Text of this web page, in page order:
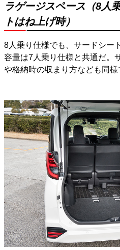
ラゲージスペース（8人
トはね上げ時）
8人乗り仕様でも、サードシー
容量は7人乗り仕様と共通だ。
や格納時の収まり方なども同様